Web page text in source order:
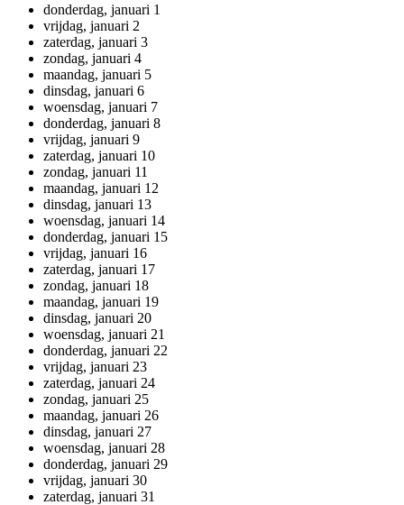
donderdag, januari 1
vrijdag, januari 2
zaterdag, januari 3
zondag, januari 4
maandag, januari 5
dinsdag, januari 6
woensdag, januari 7
donderdag, januari 8
vrijdag, januari 9
zaterdag, januari 10
zondag, januari 11
maandag, januari 12
dinsdag, januari 13
woensdag, januari 14
donderdag, januari 15
vrijdag, januari 16
zaterdag, januari 17
zondag, januari 18
maandag, januari 19
dinsdag, januari 20
woensdag, januari 21
donderdag, januari 22
vrijdag, januari 23
zaterdag, januari 24
zondag, januari 25
maandag, januari 26
dinsdag, januari 27
woensdag, januari 28
donderdag, januari 29
vrijdag, januari 30
zaterdag, januari 31